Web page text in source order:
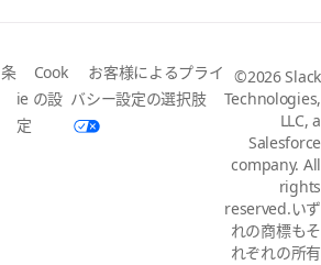
条
Cook
ie の設
定
お客様によるプライ
バシー設定の選択肢
©2026 Slack
Technologies,
LLC, a
Salesforce
company. All
rights
reserved.いず
れの商標もそ
れぞれの所有